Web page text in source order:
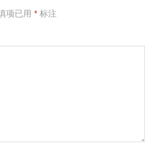
项已用 * 标注